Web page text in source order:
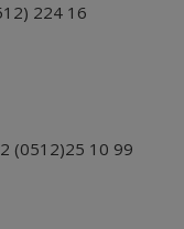
224 16
(0512)25 10 99